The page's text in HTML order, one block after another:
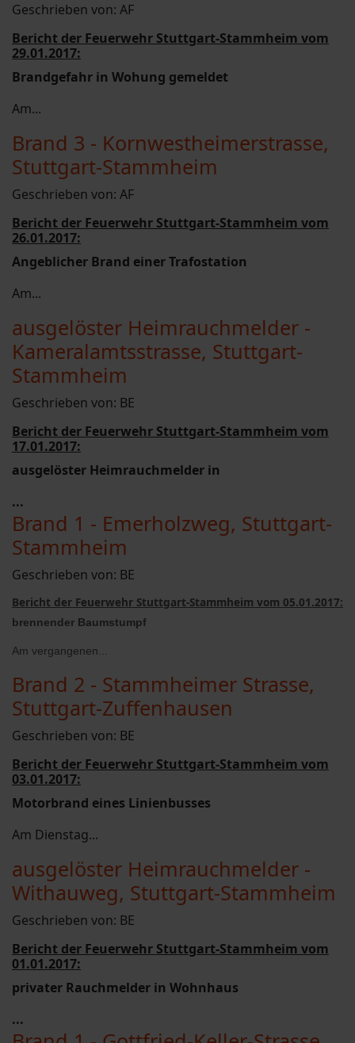
Geschrieben von: AF
Bericht der Feuerwehr Stuttgart-Stammheim vom
29.01.2017:
Brandgefahr in Wohung gemeldet
Am...
Brand 3 - Kornwestheimerstrasse,
Stuttgart-Stammheim
Geschrieben von: AF
Bericht der Feuerwehr Stuttgart-Stammheim vom
26.01.2017:
Angeblicher Brand einer Trafostation
Am...
ausgelöster Heimrauchmelder -
Kameralamtsstrasse, Stuttgart-
Stammheim
Geschrieben von: BE
Bericht der Feuerwehr Stuttgart-Stammheim vom
17.01.2017:
ausgelöster Heimrauchmelder in
...
Brand 1 - Emerholzweg, Stuttgart-
Stammheim
Geschrieben von: BE
Bericht der Feuerwehr Stuttgart-Stammheim vom 05.01.2017:
brennender Baumstumpf
Am vergangenen...
Brand 2 - Stammheimer Strasse,
Stuttgart-Zuffenhausen
Geschrieben von: BE
Bericht der Feuerwehr Stuttgart-Stammheim vom
03.01.2017:
Motorbrand eines Linienbusses
Am Dienstag...
ausgelöster Heimrauchmelder -
Withauweg, Stuttgart-Stammheim
Geschrieben von: BE
Bericht der Feuerwehr Stuttgart-Stammheim vom
01.01.2017:
privater Rauchmelder in Wohnhaus
...